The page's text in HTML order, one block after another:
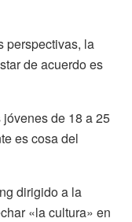
perspectivas, la
de acuerdo es
de 18 a 25
es cosa del
dirigido a la
«la cultura» en